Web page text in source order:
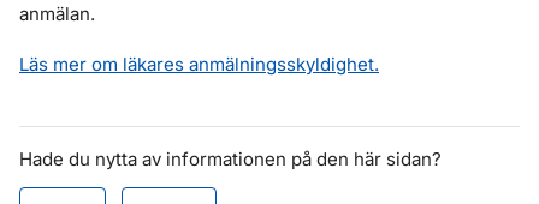
anmälan.
Läs mer om läkares anmälningsskyldighet.
Hade du nytta av informationen på den här sidan?